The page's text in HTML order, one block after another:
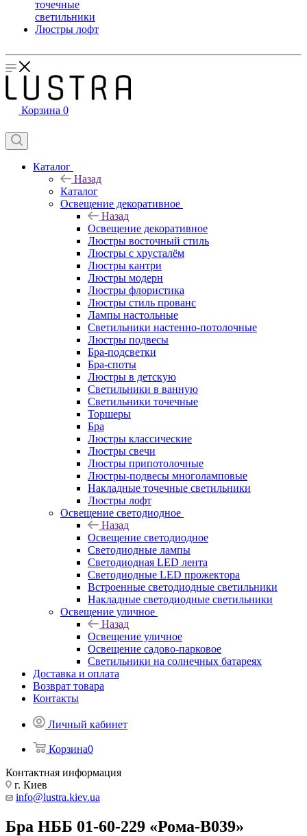
точечные
светильники
Люстры лофт
Корзина 0
Каталог
Назад
Каталог
Освещение декоративное
Назад
Освещение декоративное
Люстры восточный стиль
Люстры с хрусталём
Люстры кантри
Люстры модерн
Люстры флористика
Люстры стиль прованс
Лампы настольные
Светильники настенно-потолочные
Люстры подвесы
Бра-подсветки
Бра-споты
Люстры в детскую
Светильники в ванную
Светильники точечные
Торшеры
Бра
Люстры классические
Люстры свечи
Люстры припотолочные
Люстры-подвесы многоламповые
Накладные точечные светильники
Люстры лофт
Освещение светодиодное
Назад
Освещение светодиодное
Светодиодные лампы
Светодиодная LED лента
Светодиодные LED прожектора
Встроенные светодиодные светильники
Накладные светодиодные светильники
Освещение уличное
Назад
Освещение уличное
Освещение садово-парковое
Светильники на солнечных батареях
Доставка и оплата
Возврат товара
Контакты
Личный кабинет
Корзина0
Контактная информация
г. Киев
info@lustra.kiev.ua
Бра НББ 01-60-229 «Рома-В039»